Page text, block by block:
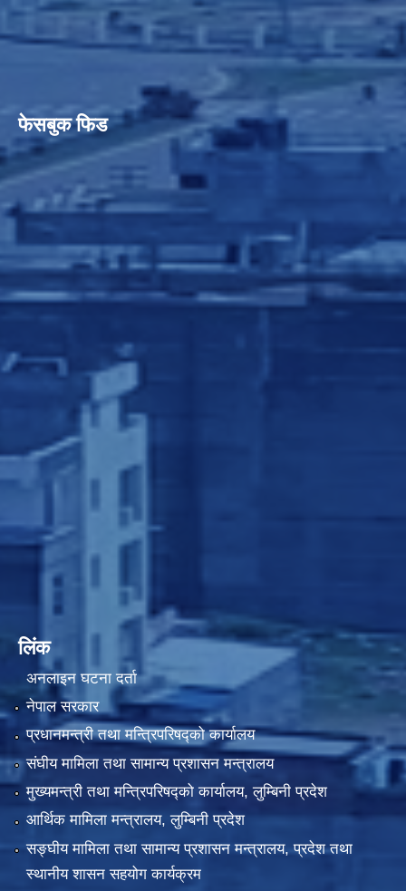
फेसबुक फिड
लिंक
अनलाइन घटना दर्ता
नेपाल सरकार
प्रधानमन्त्री तथा मन्त्रिपरिषद्को कार्यालय
संघीय मामिला तथा सामान्य प्रशासन मन्त्रालय
मुख्यमन्त्री तथा मन्त्रिपरिषद्को कार्यालय, लुम्बिनी प्रदेश
आर्थिक मामिला मन्त्रालय, लुम्बिनी प्रदेश
सङ्घीय मामिला तथा सामान्य प्रशासन मन्त्रालय, प्रदेश तथा
स्थानीय शासन सहयोग कार्यक्रम